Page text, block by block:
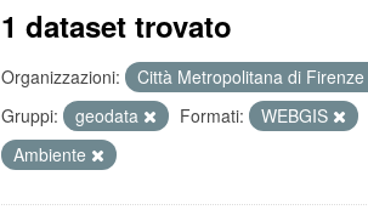
1 dataset trovato
Organizzazioni: Città Metropolitana di Firenze
Gruppi:
geodata Formati: WEBGIS
Ambiente